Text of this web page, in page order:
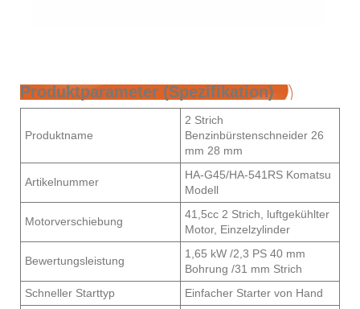
Produktparameter (Spezifikation)
Produktname
2 Strich
Benzinbürstenschneider 26
mm 28 mm
Artikelnummer
HA-G45/HA-541RS Komatsu
Modell
Motorverschiebung
41,5cc 2 Strich, luftgekühlter
Motor, Einzelzylinder
Bewertungsleistung
1,65 kW /2,3 PS 40 mm
Bohrung /31 mm Strich
Schneller Starttyp
Einfacher Starter von Hand